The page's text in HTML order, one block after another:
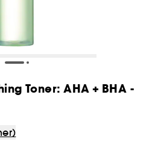
Toner: AHA + BHA -